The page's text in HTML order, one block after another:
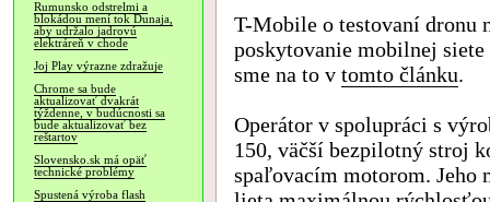
Rumunsko odstrelmi a
blokádou mení tok Dunaja,
aby udržalo jadrovú
elektráreň v chode
Joj Play výrazne zdražuje
Chrome sa bude
aktualizovať dvakrát
týždenne, v budúcnosti sa
bude aktualizovať bez
reštartov
Slovensko.sk má opäť
technické problémy
Spustená výroba flash
T-Mobile o testovaní dronu
poskytovanie mobilnej
sme na to v tomto článku.
Operátor v spolupráci s
150, väčší bezpilotný stroj
spaľovacím motorom. Jeho